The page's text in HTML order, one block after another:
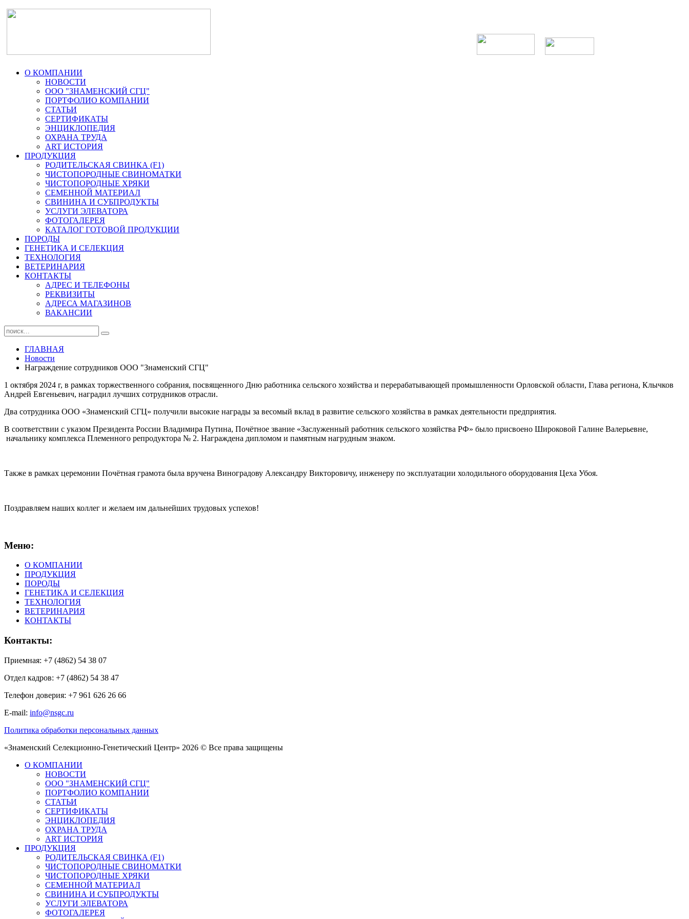
О КОМПАНИИ
НОВОСТИ
ООО "ЗНАМЕНСКИЙ СГЦ"
ПОРТФОЛИО КОМПАНИИ
СТАТЬИ
СЕРТИФИКАТЫ
ЭНЦИКЛОПЕДИЯ
ОХРАНА ТРУДА
ART ИСТОРИЯ
ПРОДУКЦИЯ
РОДИТЕЛЬСКАЯ СВИНКА (F1)
ЧИСТОПОРОДНЫЕ СВИНОМАТКИ
ЧИСТОПОРОДНЫЕ ХРЯКИ
СЕМЕННОЙ МАТЕРИАЛ
СВИНИНА И СУБПРОДУКТЫ
УСЛУГИ ЭЛЕВАТОРА
ФОТОГАЛЕРЕЯ
КАТАЛОГ ГОТОВОЙ ПРОДУКЦИИ
ПОРОДЫ
ГЕНЕТИКА И СЕЛЕКЦИЯ
ТЕХНОЛОГИЯ
ВЕТЕРИНАРИЯ
КОНТАКТЫ
АДРЕС И ТЕЛЕФОНЫ
РЕКВИЗИТЫ
АДРЕСА МАГАЗИНОВ
ВАКАНСИИ
ГЛАВНАЯ
Новости
Награждение сотрудников ООО "Знаменский СГЦ"
1 октября 2024 г, в рамках торжественного собрания, посвященного Дню работника сельского хозяйства и перерабатывающей промышленности Орловской области, Глава региона, Клычков
Андрей Евгеньевич, наградил лучших сотрудников отрасли.
Два сотрудника ООО «Знаменский СГЦ» получили высокие награды за весомый вклад в развитие сельского хозяйства в рамках деятельности предприятия.
В соответствии с указом Президента России Владимира Путина, Почётное звание «Заслуженный работник сельского хозяйства РФ» было присвоено Широковой Галине Валерьевне,
начальнику комплекса Племенного репродуктора № 2. Награждена дипломом и памятным нагрудным знаком.
Также в рамках церемонии Почётная грамота была вручена Виноградову Александру Викторовичу, инженеру по эксплуатации холодильного оборудования Цеха Убоя.
Поздравляем наших коллег и желаем им дальнейших трудовых успехов!
Меню:
О КОМПАНИИ
ПРОДУКЦИЯ
ПОРОДЫ
ГЕНЕТИКА И СЕЛЕКЦИЯ
ТЕХНОЛОГИЯ
ВЕТЕРИНАРИЯ
КОНТАКТЫ
Контакты:
Приемная: +7 (4862) 54 38 07
Отдел кадров: +7 (4862) 54 38 47
Телефон доверия: +7 961 626 26 66
E-mail: info@nsgc.ru
Политика обработки персональных данных
«Знаменский Селекционно-Генетический Центр» 2026 © Все права защищены
О КОМПАНИИ
НОВОСТИ
ООО "ЗНАМЕНСКИЙ СГЦ"
ПОРТФОЛИО КОМПАНИИ
СТАТЬИ
СЕРТИФИКАТЫ
ЭНЦИКЛОПЕДИЯ
ОХРАНА ТРУДА
ART ИСТОРИЯ
ПРОДУКЦИЯ
РОДИТЕЛЬСКАЯ СВИНКА (F1)
ЧИСТОПОРОДНЫЕ СВИНОМАТКИ
ЧИСТОПОРОДНЫЕ ХРЯКИ
СЕМЕННОЙ МАТЕРИАЛ
СВИНИНА И СУБПРОДУКТЫ
УСЛУГИ ЭЛЕВАТОРА
ФОТОГАЛЕРЕЯ